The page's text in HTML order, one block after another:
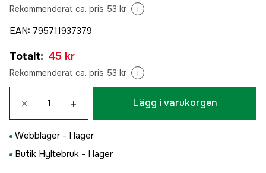
Rekommenderat ca. pris 53 kr i
EAN: 795711937379
Totalt: 45 kr
Rekommenderat ca. pris 53 kr i
× + Lägg i varukorgen
Webblager - I lager
Butik Hyltebruk - I lager